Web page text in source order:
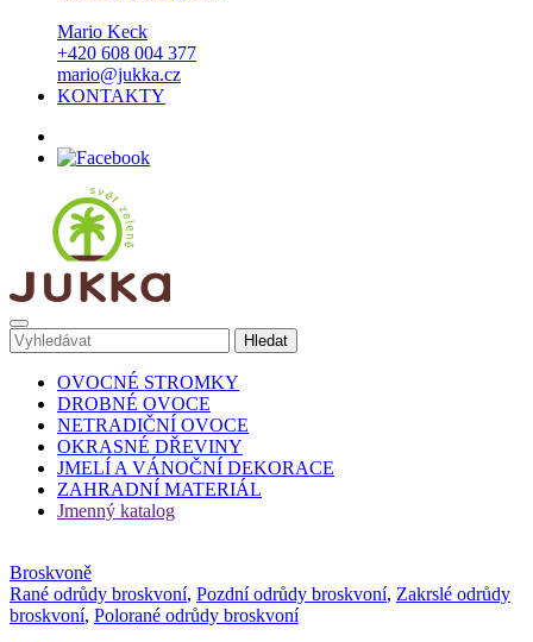
Mario Keck
+420 608 004 377
mario@jukka.cz
KONTAKTY
OVOCNÉ STROMKY
DROBNÉ OVOCE
NETRADIČNÍ OVOCE
OKRASNÉ DŘEVINY
JMELÍ A VÁNOČNÍ DEKORACE
ZAHRADNÍ MATERIÁL
Jmenný katalog
Broskvoně
Rané odrůdy broskvoní, Pozdní odrůdy broskvoní, Zakrslé odrůdy
broskvoní, Polorané odrůdy broskvoní